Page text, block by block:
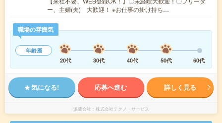
ー、主婦(夫) 大歓迎！ ※お仕事の掛け持ち…
職場の雰囲気
年齢層
20代
30代 40代 50代 60代
気になる! 応募へ進む 詳しく見る
派遣会社 株式会社テクノ・サービス